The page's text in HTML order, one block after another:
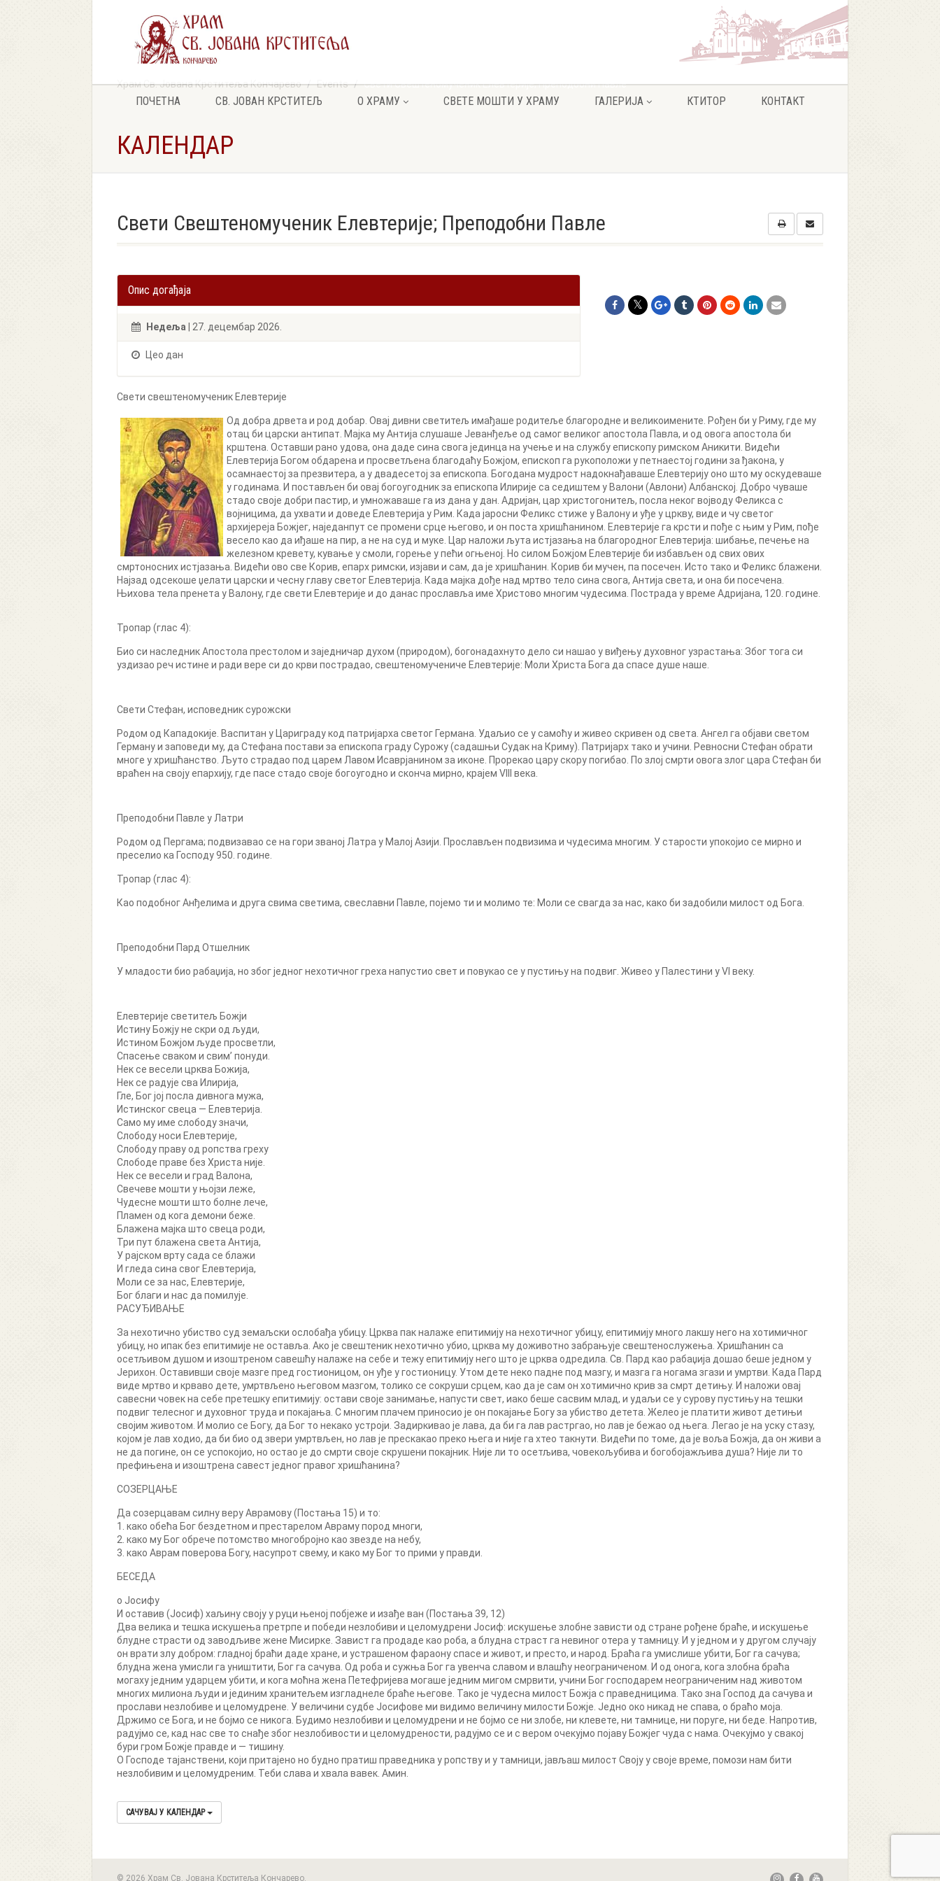
ПОЧЕТНА СВ. ЈОВАН КРСТИТЕЉ О ХРАМУ СВЕТЕ МОШТИ У ХРАМУ ГАЛЕРИЈА КТИТОР КОНТАКТ
Храм Св. Јована Крститеља Кончарево Events Свети Свештеномученик Елевтерије; Преподобни Павле
КАЛЕНДАР
Свети Свештеномученик Елевтерије; Преподобни Павле
Опис догађаја
Недеља | 27. децембар 2026.
Цео дан
Свети свештеномученик Елевтерије
Од добра дрвета и род добар. Овај дивни светитељ имађаше родитеље благородне и великоимените. Рођен би у Риму, где му
отац би царски антипат. Мајка му Антија слушаше Јеванђеље од самог великог апостола Павла, и од овога апостола би
крштена. Оставши рано удова, она даде сина свога јединца на учење и на службу епископу римском Аникити. Видећи
Елевтерија Богом обдарена и просветљена благодаћу Божјом, епископ га рукоположи у петнаестој години за ђакона, у
осамнаестој за презвитера, а у двадесетој за епископа. Богодана мудрост надокнађаваше Елевтерију оно што му оскудеваше
у годинама. И постављен би овај богоугодник за епископа Илирије са седиштем у Валони (Авлони) Албанској. Добро чуваше
стадо своје добри пастир, и умножаваше га из дана у дан. Адријан, цар христогонитељ, посла неког војводу Феликса с
војницима, да ухвати и доведе Елевтерија у Рим. Када јаросни Феликс стиже у Валону и уђе у цркву, виде и чу светог
архијереја Божјег, наједанпут се промени срце његово, и он поста хришћанином. Елевтерије га крсти и пође с њим у Рим, пође
весело као да иђаше на пир, а не на суд и муке. Цар наложи љута истјазања на благородног Елевтерија: шибање, печење на
железном кревету, кување у смоли, горење у пећи огњеној. Но силом Божјом Елевтерије би избављен од свих ових
смртоносних истјазања. Видећи ово све Корив, епарх римски, изјави и сам, да је хришћанин. Корив би мучен, па посечен. Исто тако и Феликс блажени.
Најзад одсекоше џелати царски и чесну главу светог Елевтерија. Када мајка дође над мртво тело сина свога, Антија света, и она би посечена.
Њихова тела пренета у Валону, где свети Елевтерије и до данас прославља име Христово многим чудесима. Пострада у време Адријана, 120. године.
Тропар (глас 4):
Био си наследник Апостола престолом и заједничар духом (природом), богонадахнуто дело си нашао у виђењу духовног узрастања: Због тога си
уздизао реч истине и ради вере си до крви пострадао, свештеномучениче Елевтерије: Моли Христа Бога да спасе душе наше.
Свети Стефан, исповедник сурожски
Родом од Кападокије. Васпитан у Цариграду код патријарха светог Германа. Удаљио се у самоћу и живео скривен од света. Ангел га објави светом
Герману и заповеди му, да Стефана постави за епископа граду Сурожу (садашњи Судак на Криму). Патријарх тако и учини. Ревносни Стефан обрати
многе у хришћанство. Љуто страдао под царем Лавом Исаврјанином за иконе. Прорекао цару скору погибао. По злој смрти овога злог цара Стефан би
враћен на своју епархију, где пасе стадо своје богоугодно и сконча мирно, крајем VIII века.
Преподобни Павле у Латри
Родом од Пергама; подвизавао се на гори званој Латра у Малој Азији. Прослављен подвизима и чудесима многим. У старости упокојио се мирно и
преселио ка Господу 950. године.
Тропар (глас 4):
Као подобног Анђелима и друга свима светима, свеславни Павле, појемо ти и молимо те: Моли се свагда за нас, како би задобили милост од Бога.
Преподобни Пард Отшелник
У младости био рабаџија, но због једног нехотичног греха напустио свет и повукао се у пустињу на подвиг. Живео у Палестини у VI веку.
Елевтерије светитељ Божји
Истину Божју не скри од људи,
Истином Божјом људе просветли,
Спасење сваком и свим’ понуди.
Нек се весели црква Божија,
Нек се радује сва Илирија,
Гле, Бог joj посла дивнога мужа,
Истинског свеца — Елевтерија.
Само му име слободу значи,
Слободу носи Елевтерије,
Слободу праву од ропства греху
Слободе праве без Христа није.
Нек се весели и град Валона,
Свечеве мошти у њојзи леже,
Чудесне мошти што болне лече,
Пламен од кога демони беже.
Блажена мајка што свеца роди,
Три пут блажена света Антија,
У рајском врту сада се блажи
И гледа сина свог Елевтерија,
Моли се за нас, Елевтерије,
Бог благи и нас да помилује.
РАСУЂИВАЊЕ
За нехотично убиство суд земаљски ослобађа убицу. Црква пак налаже епитимију на нехотичног убицу, епитимију много лакшу него на хотимичног
убицу, но ипак без епитимије не оставља. Ако је свештеник нехотично убио, црква му доживотно забрањује свештенослужења. Хришћанин са
осетљивом душом и изоштреном савешћу налаже на себе и тежу епитимију него што је црква одредила. Св. Пард као рабаџија дошао беше једном у
Јерихон. Оставивши своје мазге пред гостионицом, он уђе у гостионицу. Утом дете неко падне под мазгу, и мазга га ногама згази и умртви. Када Пард
виде мртво и крваво дете, умртвљено његовом мазгом, толико се сокруши срцем, као да је сам он хотимично крив за смрт детињу. И наложи овај
савесни човек на себе претешку епитимију: остави своје занимање, напусти свет, иако беше сасвим млад, и удаљи се у сурову пустињу на тешки
подвиг телесног и духовног труда и покајања. C многим плачем приносио је он покајање Богу за убиство детета. Желео је платити живот детињи
својим животом. И молио се Богу, да Бог то некако устроји. Задиркивао је лава, да би га лав растргао, но лав је бежао од њега. Легао је на уску стазу,
којом је лав ходио, да би био од звери умртвљен, но лав је прескакао преко њега и није га хтео такнути. Видећи по томе, да је воља Божја, да он живи a
не да погине, он се успокојио, но остао је до смрти своје скрушени покајник. Није ли то осетљива, човекољубива и богобојажљива душа? Није ли то
префињена и изоштрена савест једног правог хришћанина?
СОЗЕРЦАЊЕ
Да созерцавам силну веру Аврамову (Постања 15) и то:
1. како обећа Бог бездетном и престарелом Авраму пород многи,
2. како му Бог обрече потомство многобројно као звезде на небу,
3. како Аврам поверова Богу, насупрот свему, и како му Бог то прими у правди.
БЕСЕДА
о Јосифу
И оставив (Јосиф) хаљину своју у руци њеној побјеже и изађе ван (Постања 39, 12)
Два велика и тешка искушења претрпе и победи незлобиви и целомудрени Јосиф: искушење злобне зависти од стране рођене браће, и искушење
блудне страсти од заводљиве жене Мисирке. Завист га продаде као роба, а блудна страст га невиног отера у тамницу. И у једном и у другом случају
он врати злу добром: гладној браћи даде хране, и устрашеном фараону спасе и живот, и престо, и народ. Браћа га умислише убити, Бог га сачува;
блудна жена умисли га уништити, Бог га сачува. Од роба и сужња Бог га увенча славом и влашћу неограниченом. И од онога, кога злобна браћа
могаху једним ударцем убити, и кога моћна жена Петефријева могаше једним мигом смрвити, учини Бог господарем неограниченим над животом
многих милиона људи и јединим хранитељем изгладнеле браће његове. Тако је чудесна милост Божја с праведницима. Тако зна Господ да сачува и
прослави незлобиве и целомудрене. У величини судбе Јосифове ми видимо величину милости Божје. Једно око никад не спава, о браћо моја.
Држимо се Бога, и не бојмо се никога. Будимо незлобиви и целомудрени и не бојмо се ни злобе, ни клевете, ни тамнице, ни поруге, ни беде. Напротив,
радујмо се, кад нас све то снађе због незлобивости и целомудрености, радујмо се и с вером очекујмо појаву Божјег чуда с нама. Очекујмо у свакој
бури гром Божје правде и — тишину.
О Господе тајанствени, који притајено но будно пратиш праведника у ропству и у тамници, јављаш милост Своју у своје време, помози нам бити
незлобивим и целомудреним. Теби слава и хвала вавек. Амин.
САЧУВАЈ У КАЛЕНДАР
© 2026 Храм Св. Јована Крститеља Кончарево.